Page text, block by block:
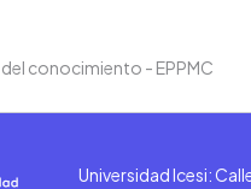
conocimiento - EPPMC
Universidad Icesi: